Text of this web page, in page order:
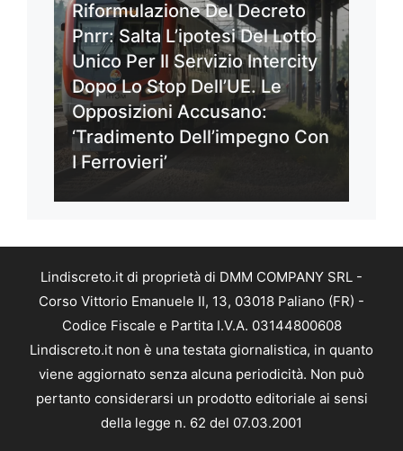
Riformulazione Del Decreto
Pnrr: Salta L’ipotesi Del Lotto
Unico Per Il Servizio Intercity
Dopo Lo Stop Dell’UE. Le
Opposizioni Accusano:
‘Tradimento Dell’impegno Con
I Ferrovieri’
Lindiscreto.it di proprietà di DMM COMPANY SRL -
Corso Vittorio Emanuele II, 13, 03018 Paliano (FR) -
Codice Fiscale e Partita I.V.A. 03144800608
Lindiscreto.it non è una testata giornalistica, in quanto
viene aggiornato senza alcuna periodicità. Non può
pertanto considerarsi un prodotto editoriale ai sensi
della legge n. 62 del 07.03.2001